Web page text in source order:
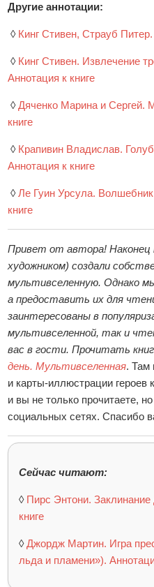
Другие аннотации:
◊ Кинг Стивен, Страуб
◊ Кинг Стивен. Извлечение
Аннотация к книге
◊Дяченко Марина и Сергей.
книге
◊ Крапивин Владислав.
Аннотация к книге
◊Ле Гуин Урсула.
книге
Привет от автора!
художником) создали
мультивселенную. Однако
а предоставить их для
заинтересованы в
мультивселенной, так и
вас в гости. Прочитать
день. Мультивселенная. Там
и карты-иллюстрации героев
и вы не только прочитаете,
социальных сетях. Спасибо
Сейчас читают:
◊ Пирс Энтони.
книге
◊Джордж Мартин. Игра
льда и пламени»).